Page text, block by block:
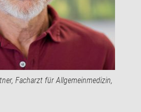
Facharzt für Allgemeinmedizin,